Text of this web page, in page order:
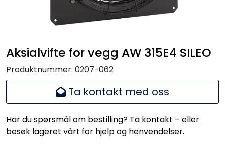
Aksialvifte for vegg AW 315E4 SILEO
Produktnummer: 0207-062
Ta kontakt med oss
Har du spørsmål om bestilling? Ta kontakt – eller
besøk lageret vårt for hjelp og henvendelser.